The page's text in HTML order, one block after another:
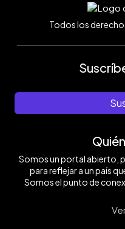
Todos los
Somos un portal abierto,
para reflejar a un país
Somos el punto de